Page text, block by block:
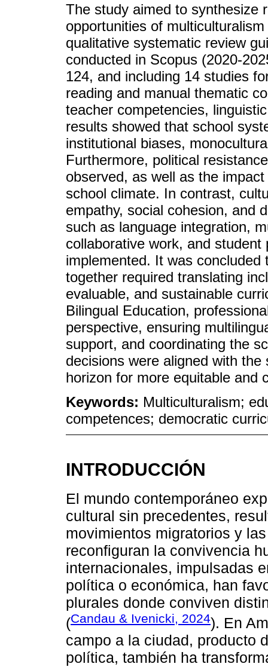
The study aimed to synthesize
opportunities of
qualitative systematic review
conducted in Scopus (2020-
124, and including 14 studies
reading and manual thematic
teacher competencies,
results showed that school
institutional biases,
Furthermore, political
observed, as well as the
school climate. In contrast,
empathy, social cohesion, and
such as language integration,
collaborative work, and
implemented. It was
together required translating
evaluable, and sustainable
Bilingual Education,
perspective, ensuring
support, and coordinating the
decisions were aligned with
horizon for more equitable and
Keywords: Multiculturalism;
competences; democratic
INTRODUCCIÓN
El mundo contemporáneo
cultural sin precedentes,
movimientos migratorios y
reconfiguran la convivencia
internacionales, impulsadas
política o económica, han
plurales donde conviven
(Candau & Ivenicki, 2024). En
campo a la ciudad, producto
política, también ha